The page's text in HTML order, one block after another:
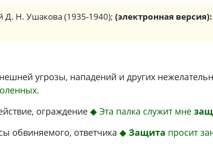
Д. Н. Ушакова (1935-1940); (электронная версия):
угрозы, нападений и других
ограждение ◆ Эта палка служит мне
обвиняемого, ответчика ◆ Защита просит